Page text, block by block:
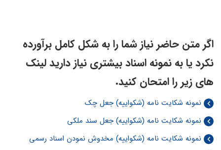
اگر متن حاضر نیاز شما را به شکل کامل برآورده
نکرد یا به نمونه اسناد بیشتری نیاز دارید لینک
های زیر را امتحان کنید.
نمونه شکایت نامه (شکواییه) جعل چک
نمونه شکایت نامه (شکواییه) جعل سند ملکی
نمونه شکایت نامه (شکواییه) مخدوش نمودن اسناد رسمی